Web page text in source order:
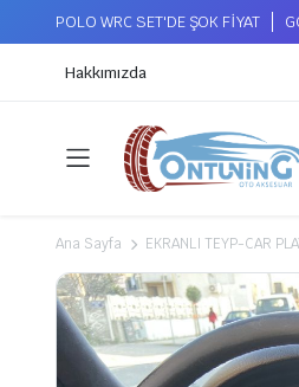
POLO WRC SET'DE ŞOK FİYAT
Hakkımızda
Ana Sayfa EKRANLI TEYP-CAR